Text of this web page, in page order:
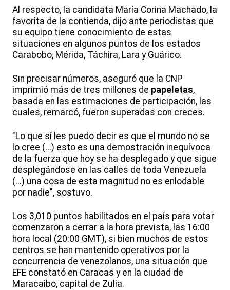
Al respecto, la candidata María Corina Machado, la
favorita de la contienda, dijo ante periodistas que
su equipo tiene conocimiento de estas
situaciones en algunos puntos de los estados
Carabobo, Mérida, Táchira, Lara y Guárico.
Sin precisar números, aseguró que la CNP
imprimió más de tres millones de papeletas,
basada en las estimaciones de participación, las
cuales, remarcó, fueron superadas con creces.
"Lo que sí les puedo decir es que el mundo no se
lo cree (...) esto es una demostración inequívoca
de la fuerza que hoy se ha desplegado y que sigue
desplegándose en las calles de toda Venezuela
(...) una cosa de esta magnitud no es enlodable
por nadie", sostuvo.
Los 3,010 puntos habilitados en el país para votar
comenzaron a cerrar a la hora prevista, las 16:00
hora local (20:00 GMT), si bien muchos de estos
centros se han mantenido operativos por la
concurrencia de venezolanos, una situación que
EFE constató en Caracas y en la ciudad de
Maracaibo, capital de Zulia.